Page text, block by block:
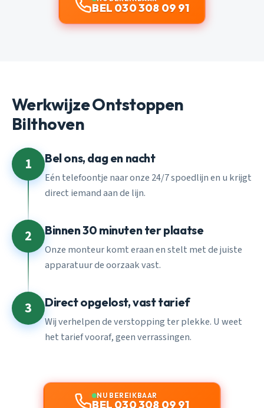
BEL 030 308 09 91
Werkwijze Ontstoppen
Bilthoven
1 Bel ons, dag en nacht
Eén telefoontje naar onze 24/7 spoedlijn en u krijgt
direct iemand aan de lijn.
2 Binnen 30 minuten ter plaatse
Onze monteur komt eraan en stelt met de juiste
apparatuur de oorzaak vast.
3 Direct opgelost, vast tarief
Wij verhelpen de verstopping ter plekke. U weet
het tarief vooraf, geen verrassingen.
NU BEREIKBAAR
BEL 030 308 09 91